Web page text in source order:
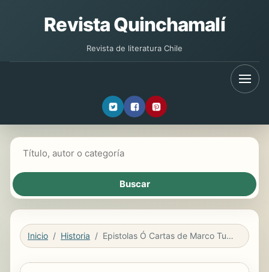
Revista Quinchamalí
Revista de literatura Chile
Inicio Historia Epistolas Ó Cartas de Marco Tulio Ciceron, Vulgarmente Llamadas Familiares